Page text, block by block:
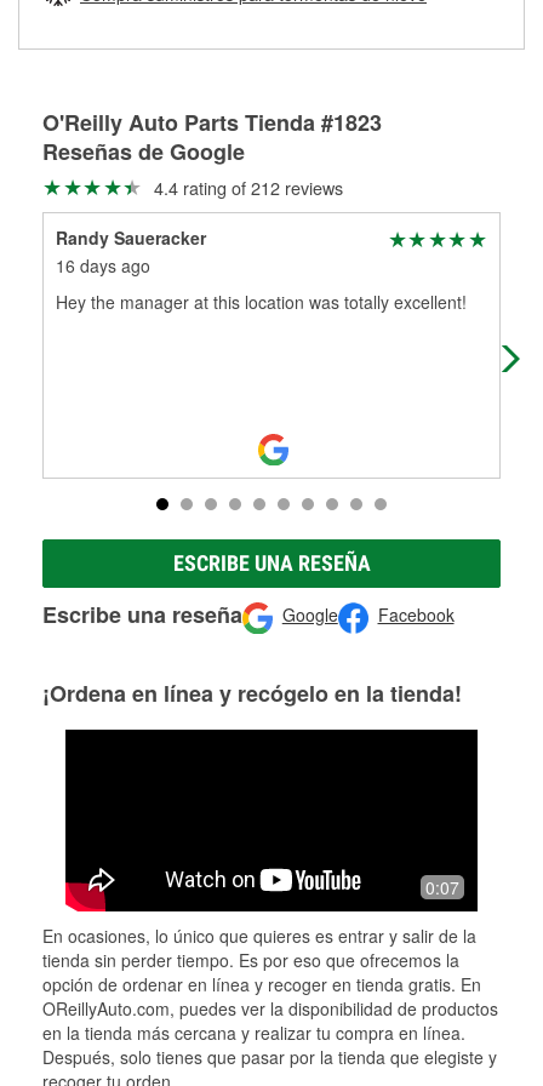
partes de reemplazo correctas para tu reparación.
O'Reilly Auto Parts Tienda #1823
Reseñas de Google
4.4 rating of 212 reviews
Randy Saueracker
16 days ago
Hey the manager at this location was totally excellent!
ESCRIBE UNA RESEÑA
Escribe una reseña Google Facebook
¡Ordena en línea y recógelo en la tienda!
0:07
En ocasiones, lo único que quieres es entrar y salir de la
tienda sin perder tiempo. Es por eso que ofrecemos la
opción de ordenar en línea y recoger en tienda gratis. En
OReillyAuto.com, puedes ver la disponibilidad de productos
en la tienda más cercana y realizar tu compra en línea.
Después, solo tienes que pasar por la tienda que elegiste y
recoger tu orden.